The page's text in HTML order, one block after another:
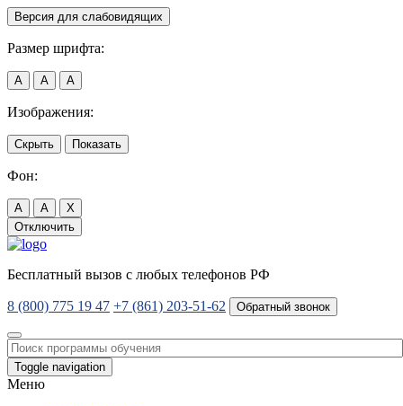
Версия для слабовидящих
Размер шрифта:
A A A
Изображения:
Скрыть Показать
Фон:
A A
X
Отключить
Бесплатный вызов с любых телефонов РФ
8 (800) 775 19 47 +7 (861) 203-51-62 Обратный звонок
Toggle navigation
Меню